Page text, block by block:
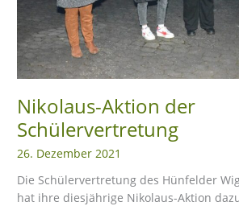
Nikolaus-Aktion der
Schülervertretung
26. Dezember 2021
Die Schülervertretung des Hünfelder
hat ihre diesjährige Nikolaus-Aktion